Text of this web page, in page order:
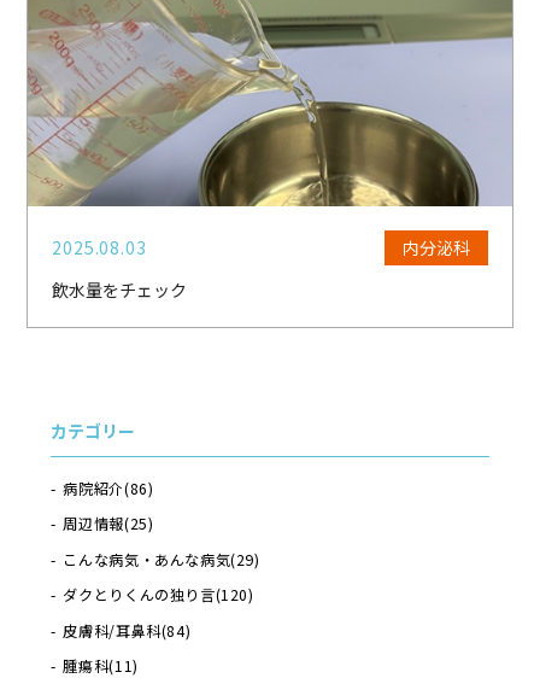
2025.08.03
内分泌科
飲水量をチェック
カテゴリー
病院紹介(86)
周辺情報(25)
こんな病気・あんな病気(29)
ダクとりくんの独り言(120)
皮膚科/耳鼻科(84)
腫瘍科(11)